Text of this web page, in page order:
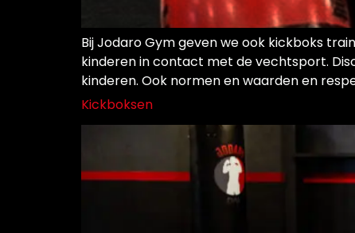
Bij Jodaro Gym geven we ook kickboks
kinderen in contact met de vechtsport.
kinderen. Ook normen en waarden en
Kickboksen